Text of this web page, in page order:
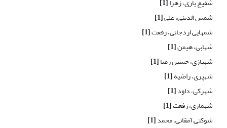
شفیع یاری، زهرا[1]
شمس الدینی، علی[1]
شمهایی اردجانی، رفعت[1]
شهابی، هیمن[1]
شهبازی، حسین رضا[1]
شهپری، راضیه[1]
شهرکی، داود[1]
شهماری، رفعت[1]
شوکتی آمقانی، محمد[1]